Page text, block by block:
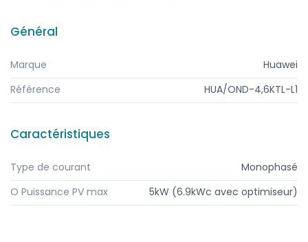
Général
Marque
Huawei
Référence
HUA/OND-4,6KTL-L1
Caractéristiques
Type de courant
Monophasé
O Puissance PV max
5kW (6.9kWc avec optimiseur)